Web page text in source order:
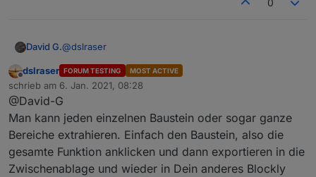
0
David G.@dslraser
Importieren ist was doof, möchte es in ein größeres
Script was ich schon habe integrieren.
Kann man die Funktion aus dem Export extrahieren?
Offline
dslraser FORUM TESTING MOST ACTIVE
schrieb am 6. Jan. 2021, 08:28
zuletzt editiert von
@David-G
Man kann jeden einzelnen Baustein oder sogar ganze
Bereiche extrahieren. Einfach den Baustein, also die
gesamte Funktion anklicken und dann exportieren in die
Zwischenablage und wieder in Dein anderes Blockly